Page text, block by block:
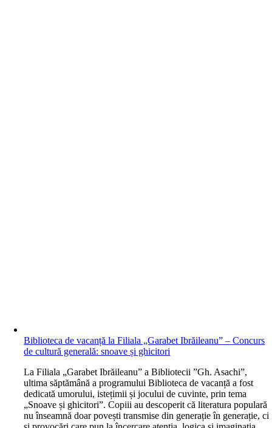
Biblioteca de vacanță la Filiala „Garabet Ibrăileanu” – Concurs
de cultură generală: snoave și ghicitori
La Filiala „Garabet Ibrăileanu” a Bibliotecii ”Gh. Asachi”,
ultima săptămână a programului Biblioteca de vacanță a fost
dedicată umorului, istețimii și jocului de cuvinte, prin tema
„Snoave și ghicitori”. Copiii au descoperit că literatura populară
nu înseamnă doar povești transmise din generație în generație, ci